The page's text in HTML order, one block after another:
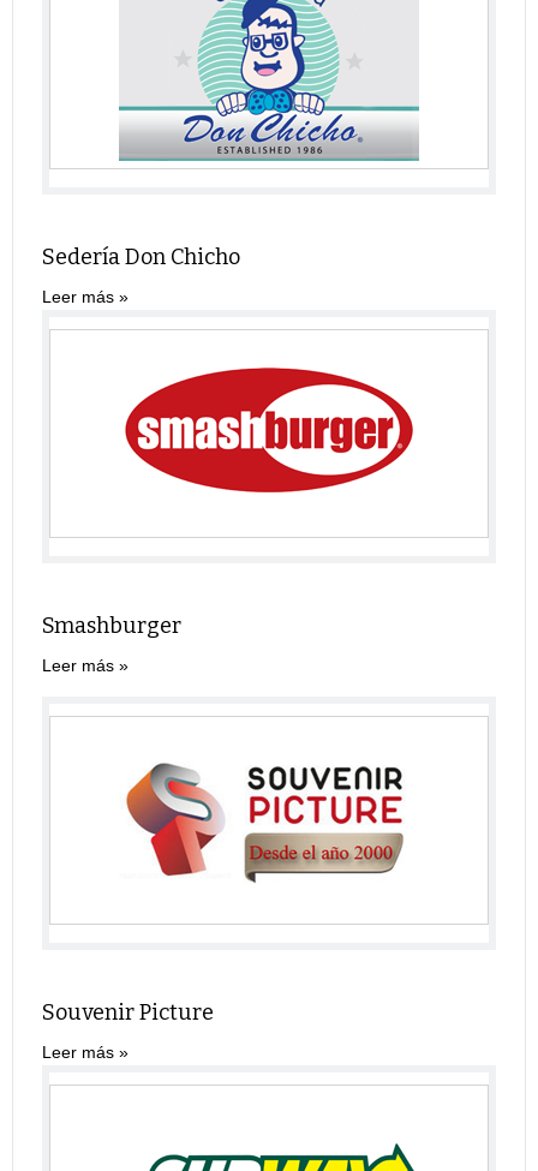
Sedería Don Chicho
Leer más
Smashburger
Leer más
Souvenir Picture
Leer más